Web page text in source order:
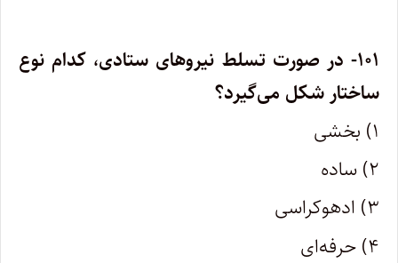
۱۰۱- در صورت تسلط نیروهای ستادی، کدام نوع
ساختار شکل می‌گیرد؟
۱) بخشی
۲) ساده
۳) ادهوکراسی
۴) حرفه‌ای